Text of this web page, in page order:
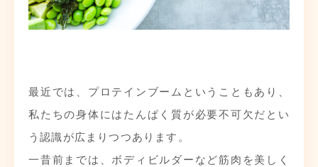
最近では、プロテインブームということもあり、
私たちの身体にはたんぱく質が必要不可欠だとい
う認識が広まりつつあります。
一昔前までは、ボディビルダーなど筋肉を美しく